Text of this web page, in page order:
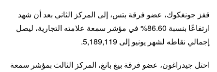
قفز جونغكوك، عضو فرقة بتس، إلى المركز الثاني بعد أن شهد
ارتفاعًا بنسبة 86.60% في مؤشر سمعة علامته التجارية، ليصل
إجمالي نقاطه لشهر يونيو إلى 5,189,119.
احتل جيدراغون، عضو فرقة بيغ بانغ، المركز الثالث بمؤشر سمعة